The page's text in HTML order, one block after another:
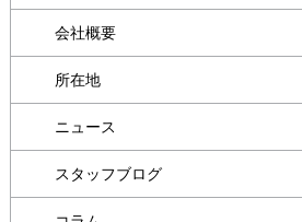
会社概要
所在地
ニュース
スタッフブログ